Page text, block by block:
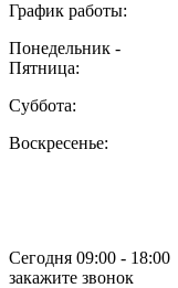
График работы:
Понедельник -
Пятница:
Суббота:
Воскресенье:
Сегодня 09:00 - 18:00
закажите звонок